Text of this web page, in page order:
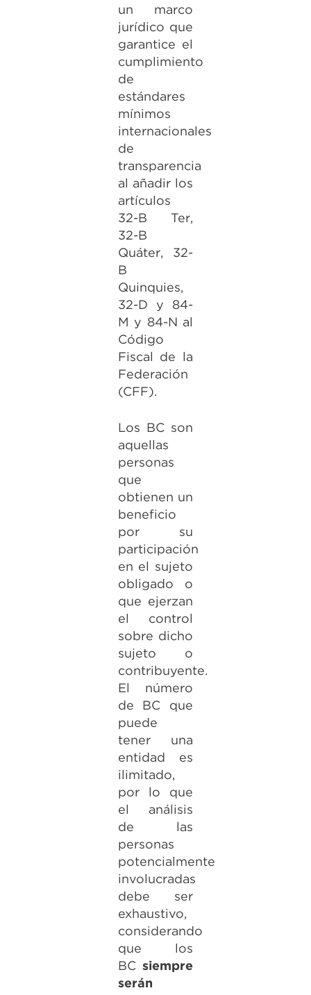
un marco
jurídico que
garantice el
cumplimiento
de
estándares
mínimos
internacionales
de
transparencia
al añadir los
artículos
32-B Ter,
32-B
Quáter, 32-
B
Quinquies,
32-D y 84-
M y 84-N al
Código
Fiscal de la
Federación
(CFF).
Los BC son
aquellas
personas
que
obtienen un
beneficio
por su
participación
en el sujeto
obligado o
que ejerzan
el control
sobre dicho
sujeto o
contribuyente.
El número
de BC que
puede
tener una
entidad es
ilimitado,
por lo que
el análisis
de las
personas
potencialmente
involucradas
debe ser
exhaustivo,
considerando
que los
BC siempre
serán